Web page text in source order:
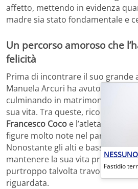
affetto, mettendo in evidenza
madre sia stato fondamentale e
Un percorso amoroso che
felicità
Prima di incontrare il suo grande
Manuela Arcuri ha avuto diverse
culminando in matrimonio, sono
sua vita. Tra queste, ricordiamo
Francesco Coco e l’atleta olimpico
figure molto note nel panorama
Nonostante gli alti e bassi, Arcuri
mantenere la sua vita privata
purtroppo talvolta travolta dai
riguardata.
Fastidio